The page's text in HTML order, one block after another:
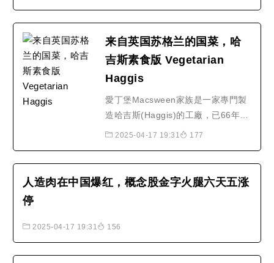
来自英国苏格兰的国菜，哈
吉斯素食版 Vegetarian
Haggis
愛丁堡Macsween家族是一家專門製
造哈吉斯(Haggis)的工廠，已66年，
是蘇格蘭首屈一指的哈吉斯生產者，
工廠製作素食哈吉斯，接著是純素食
食品。素食的哈吉斯也可以做出..
2025-04-17 19:31 177
人造肉在中国爆红，概念股金字火腿六天五涨
停
2025-04-17 19:31 156